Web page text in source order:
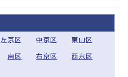
左京区 中京区 東山区
南区 右京区 西京区